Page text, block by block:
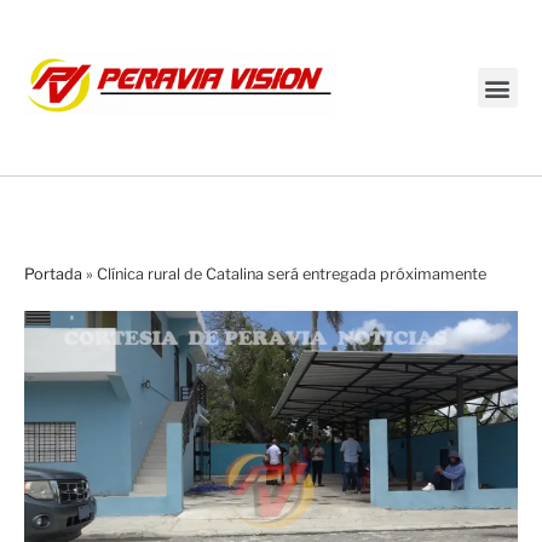
Portada » Clínica rural de Catalina será entregada próximamente